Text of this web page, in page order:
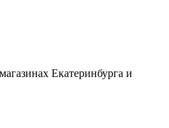
Екатеринбурга и